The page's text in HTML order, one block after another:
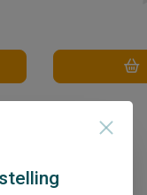
Vergelijk